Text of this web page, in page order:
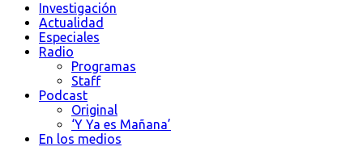
Investigación
Actualidad
Especiales
Radio
Programas
Staff
Podcast
Original
‘Y Ya es Mañana’
En los medios